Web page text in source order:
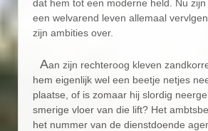
dat hem tot een moderne held. Nu
een welvarend leven allemaal
zijn ambities over.
Aan zijn rechteroog kleven
hem eigenlijk wel een beetje netjes
plaatse, of is zomaar hij slordig
smerige vloer van die lift? Het
het nummer van de dienstdoende